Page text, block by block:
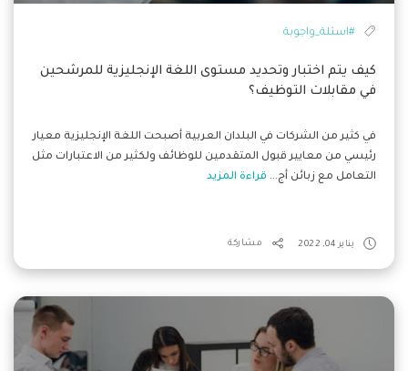
#اسئلة_واجوبة
كيف يتم اختبار وتحديد مستوى اللغة الإنجليزية للمرشحين
في مقابلات التوظيف؟
في كثير من الشركات في البلدان العربية أصبحت اللغة الإنجليزية معيار
رئيسي من معايير قبول المتقدمين للوظائف ولكثير من الاعتبارات مثل
التعامل مع زبائن أج... قراءة المزيد
يناير 04, 2022 مشاركة